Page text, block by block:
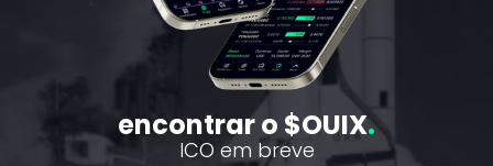
encontrar o $OUIX
ICO em breve